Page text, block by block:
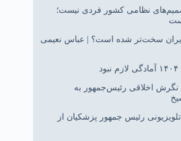
نظامی کشور فردی نیست؛
سخت‌تر شده است؟ | عباس نعیمی
نگرش اخلاقی رئیس‌جمهور به
رئیس جمهور پزشکیان از